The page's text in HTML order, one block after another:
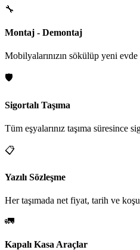
🔧
Montaj - Demontaj
Mobilyalarınızın sökülüp yeni evde
🛡️
Sigortalı Taşıma
Tüm eşyalarınız taşıma süresince
📋
Yazılı Sözleşme
Her taşımada net fiyat, tarih ve
🚛
Kapalı Kasa Araçlar